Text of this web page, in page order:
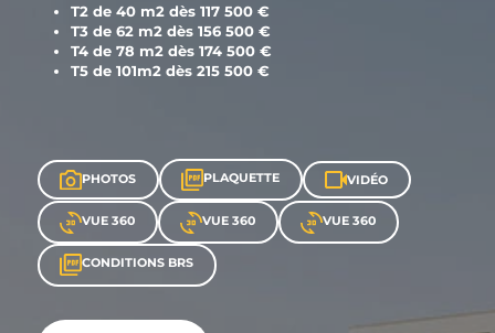
T2 de 40 m2 dès 117 500 €
T3 de 62 m2 dès 156 500 €
T4 de 78 m2 dès 174 500 €
T5 de 101m2 dès 215 500 €
PHOTOS PLAQUETTE VIDÉO
VUE 360 VUE 360 VUE 360
CONDITIONS BRS